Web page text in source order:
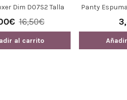
Calcetín Hombre Lana Sin Puño
22853
4,20€
Añadir al carrito